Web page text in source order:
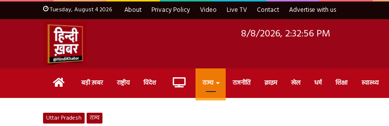
Tuesday, August 4 2026 About Privacy Policy Video Live TV Contact Advertise with us
8/8/2026, 2:32:57 PM
Home बड़ी ख़बर राष्ट्रीय विदेश Live राज्य राजनीति क्राइम खेल धर्म शिक्षा स्वास्थ्य
Uttar Pradesh राज्य